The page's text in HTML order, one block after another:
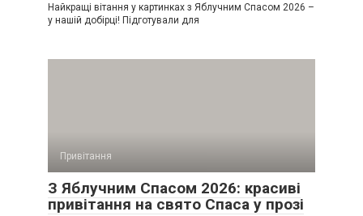
Найкращі вітання у картинках з Яблучним Спасом 2026 –
у нашій добірці! Підготували для
Привітання
З Яблучним Спасом 2026: красиві
привітання на свято Спаса у прозі